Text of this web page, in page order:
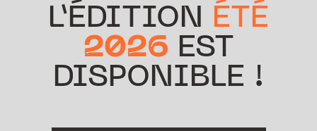
L’ÉDITION ÉTÉ
2026 EST
DISPONIBLE !